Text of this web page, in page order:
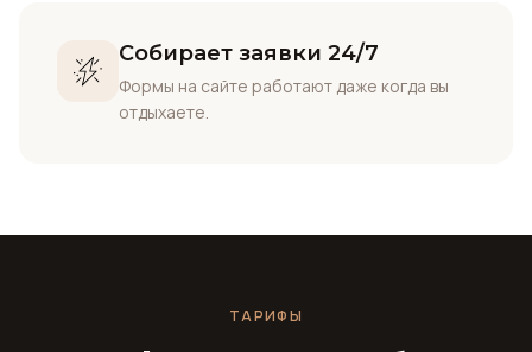
Собирает заявки 24/7
Формы на сайте работают даже когда вы
отдыхаете.
ТАРИФЫ